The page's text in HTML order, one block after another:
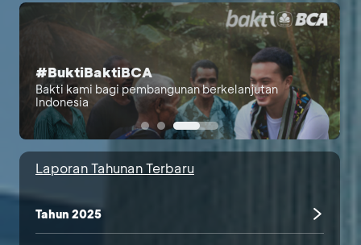
PALING BANYAK DICARI
Berita Investor
Laporan Bulanan
Laporan Berkelanjutan
#BuktiBaktiBCA
Bakti kami bagi pembangunan berkelanjutan
Indonesia
Laporan Tahunan Terbaru
Tahun 2025